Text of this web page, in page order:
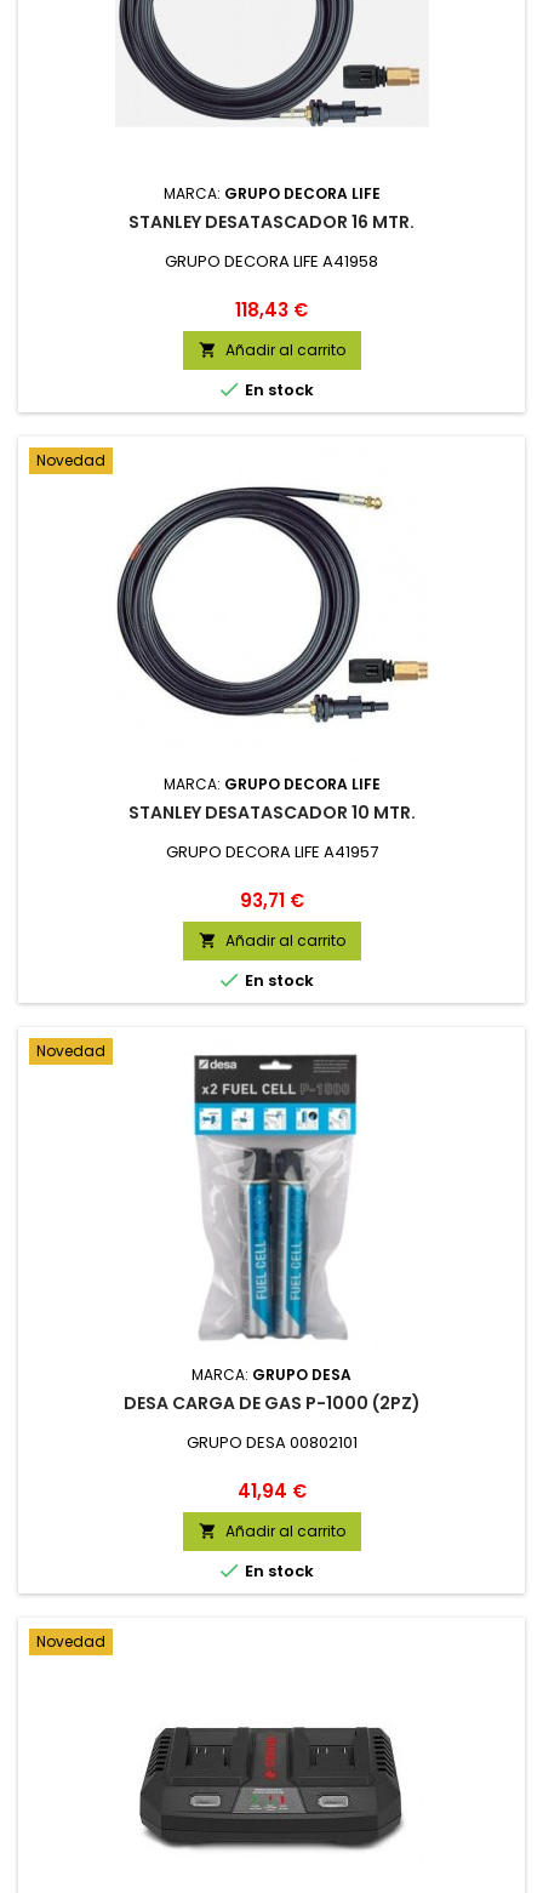
MARCA: GRUPO DECORA LIFE
STANLEY DESATASCADOR 16 MTR.
GRUPO DECORA LIFE A41958
Precio
118,43 €
 Añadir al carrito
 En stock
Novedad
MARCA: GRUPO DECORA LIFE
STANLEY DESATASCADOR 10 MTR.
GRUPO DECORA LIFE A41957
Precio
93,71 €
 Añadir al carrito
 En stock
Novedad
MARCA: GRUPO DESA
DESA CARGA DE GAS P-1000 (2PZ)
GRUPO DESA 00802101
Precio
41,94 €
 Añadir al carrito
 En stock
Novedad